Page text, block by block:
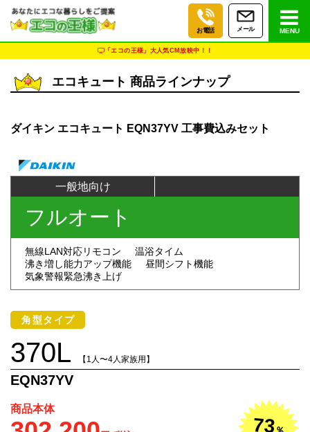
お電話 メール MENU
「エコの王様」大人気CM放映中！！
エコキュート 商品ラインナップ
ダイキン エコキュート EQN37YV 工事費込みセット
一般地向け
フルオート
無線LAN対応リモコン
温浴タイム
沸き増し能力アップ機能
昼間シフト機能
気象警報緊急沸き上げ
角型タイプ
370L 【1人〜4人家族用】
EQN37YV
商品本体
73